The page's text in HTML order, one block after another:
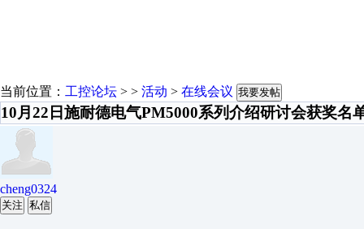
当前位置： 工控论坛 > > 活动 > 在线会议 我要发帖
10月22日施耐德电气PM5000系列介绍研讨会获奖名
cheng0324
关注 私信